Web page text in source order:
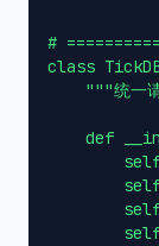
#
class
"""统一
def